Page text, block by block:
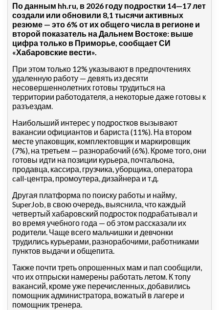
По данным hh.ru, в 2026 году подростки 14—17 лет
создали или обновили 8,1 тысячи активных
резюме — это 6% от их общего числа в регионе и
второй показатель на Дальнем Востоке: выше
цифра только в Приморье, сообщает СИ
«Хабаровские вести».
При этом только 12% указывают в предпочтениях
удаленную работу — девять из десяти
несовершеннолетних готовы трудиться на
территории работодателя, а некоторые даже готовы к
разъездам.
Наибольший интерес у подростков вызывают
вакансии официантов и бариста (11%). На втором
месте упаковщик, комплектовщик и маркировщик
(7%), на третьем — разнорабочий (6%). Кроме того, они
готовы идти на позиции курьера, почтальона,
продавца, кассира, грузчика, уборщика, оператора
call-центра, промоутера, дизайнера и т.д.
Другая платформа по поиску работы и найму,
SuperJob, в свою очередь, выяснила, что каждый
четвертый хабаровский подросток подрабатывал и
во время учебного года — об этом рассказали их
родители. Чаще всего мальчишки и девчонки
трудились курьерами, разнорабочими, работниками
пунктов выдачи и общепита.
Также почти треть опрошенных мам и пап сообщили,
что их отпрыски намерены работать летом. К топу
вакансий, кроме уже перечисленных, добавились
помощник администратора, вожатый в лагере и
помощник тренера.